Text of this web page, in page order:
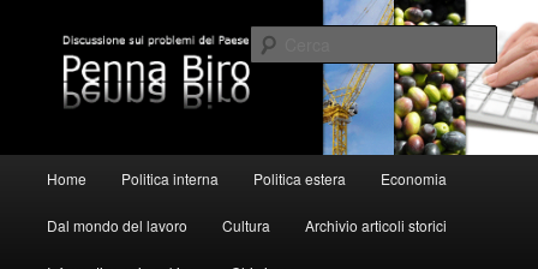
contenuto
principalePennabiro
Cerca
principale
Home Politica interna Politica estera Economia
Dal mondo del lavoro Cultura Archivio articoli storici